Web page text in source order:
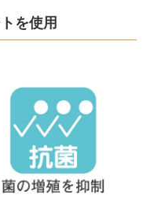
を使用